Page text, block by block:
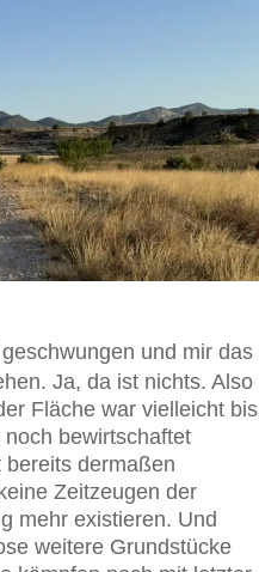
und mir das
Ja, da ist nichts. Also
Fläche war vielleicht bis
bewirtschaftet
dermaßen
Zeitzeugen der
mehr existieren. Und
weitere Grundstücke